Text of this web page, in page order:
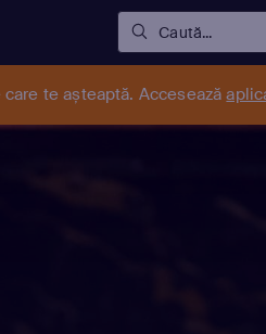
Caută...
te așteaptă. Accesează